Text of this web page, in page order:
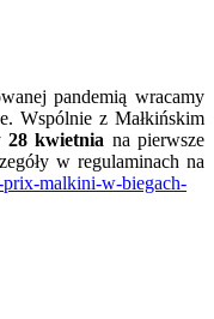
pandemią wracamy
Wspólnie z Małkińskim
28 kwietnia na pierwsze
w regulaminach na
prix-malkini-w-biegach-